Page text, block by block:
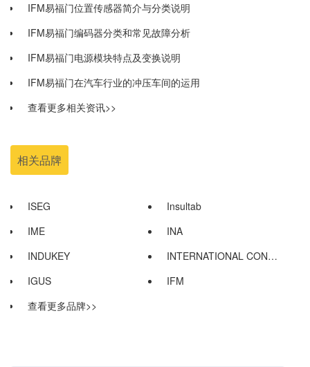
IFM易福门位置传感器简介与分类说明
IFM易福门编码器分类和常见故障分析
IFM易福门电源模块特点及变换说明
IFM易福门在汽车行业的冲压车间的运用
查看更多相关资讯>>
相关品牌
ISEG
Insultab
IME
INA
INDUKEY
INTERNATIONAL CONFIG（I...
IGUS
IFM
查看更多品牌>>